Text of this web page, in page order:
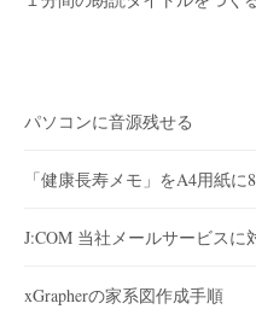
パソコンに音源残せる
「健康長寿メモ」をA4用紙に
J:COM 当社メールサービス
xGrapherの家系図作成手順